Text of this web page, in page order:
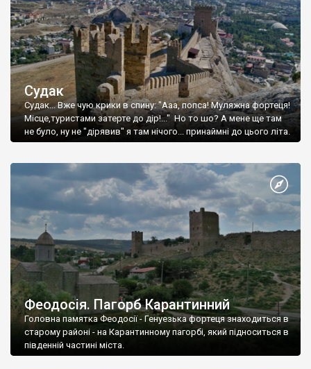
Судак
Судак... Вже чую крики в спину: "Ааа, попса! Муляжна фортеця!
Місце,туристами затерте до дір!..." Но то шо? А мене ще там
не було, ну не "дірявив" я там нічого... принаймні до цього літа.
Феодосія. Пагорб Карантинний
Головна памятка Феодосії - Генуезька фортеця знаходиться в
старому районі - на Карантинному пагорбі, який підноситься в
південній частині міста.